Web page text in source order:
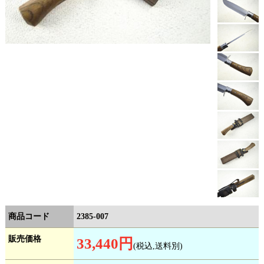
商品コード 2385-007
販売価格 33,440円 (税込,送料別)